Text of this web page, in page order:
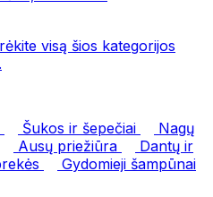
visą šios kategorijos
Šukos ir šepečiai
Nagų
Ausų priežiūra
Dantų ir
Gydomieji šampūnai